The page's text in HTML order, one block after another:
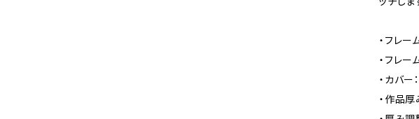
・フレー
・フレー
・カバー
・作品